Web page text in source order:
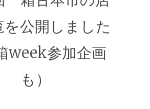
を公開しました
week参加企画
も）